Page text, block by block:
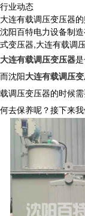
行业动态
大连有载调压变压器
沈阳百特电力设备制
式变压器,大连有载调
大连有载调压变压器
而沈阳大连有载调压
载调压变压器的时候
何去保养呢？接下来我